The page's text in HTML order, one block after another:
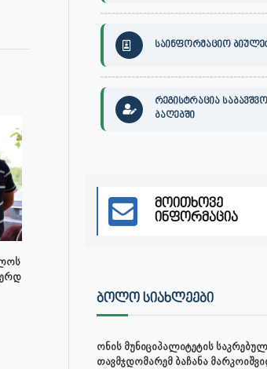
საზოგადოებრივი...
საინფორმაციო
რეგისტრაცია საბავშვო
ბაღებში
მოითხოვე
ინფორმაცია
ᲑᲝᲚᲝ ᲡᲘᲐᲮᲚᲔᲔᲑᲘ
ონის მუნიციპალიტეტის
თავმჯდომარემ ბაჩანა